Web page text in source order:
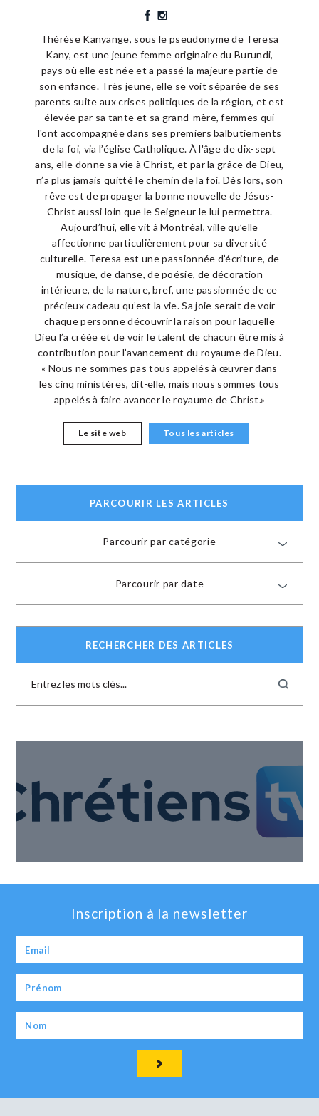
Thérèse Kanyange, sous le pseudonyme de Teresa
Kany, est une jeune femme originaire du Burundi,
pays où elle est née et a passé la majeure partie de
son enfance. Très jeune, elle se voit séparée de ses
parents suite aux crises politiques de la région, et est
élevée par sa tante et sa grand-mère, femmes qui
l'ont accompagnée dans ses premiers balbutiements
de la foi, via l’église Catholique. À l'âge de dix-sept
ans, elle donne sa vie à Christ, et par la grâce de Dieu,
n’a plus jamais quitté le chemin de la foi. Dès lors, son
rêve est de propager la bonne nouvelle de Jésus-
Christ aussi loin que le Seigneur le lui permettra.
Aujourd’hui, elle vit à Montréal, ville qu’elle
affectionne particulièrement pour sa diversité
culturelle. Teresa est une passionnée d’écriture, de
musique, de danse, de poésie, de décoration
intérieure, de la nature, bref, une passionnée de ce
précieux cadeau qu’est la vie. Sa joie serait de voir
chaque personne découvrir la raison pour laquelle
Dieu l’a créée et de voir le talent de chacun être mis à
contribution pour l’avancement du royaume de Dieu.
« Nous ne sommes pas tous appelés à œuvrer dans
les cinq ministères, dit-elle, mais nous sommes tous
appelés à faire avancer le royaume de Christ.»
Le site web Tous les articles
PARCOURIR LES ARTICLES
Parcourir par catégorie
Parcourir par date
RECHERCHER DES ARTICLES
Inscription à la newsletter